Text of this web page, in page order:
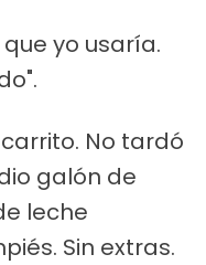
yo usaría.
No tardó
galón de
leche
Sin extras.